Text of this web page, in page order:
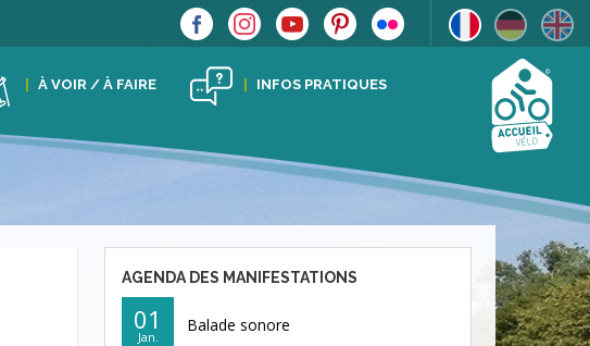
À VOIR / À FAIRE INFOS PRATIQUES
AGENDA DES MANIFESTATIONS
01
Jan.
Balade sonore